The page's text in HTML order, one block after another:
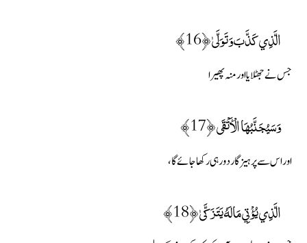
الَّذِي كَذَّبَ وَتَوَلَّىٰ ﴿16﴾
جس نے جھٹلایا اور منہ پھیرا
وَسَيُجَنَّبُهَا الْأَتْقَى ﴿17﴾
اور اس سے پرہیزگار دور ہی رکھا جائے گا ،
الَّذِي يُؤْتِي مَالَهُ يَتَزَكَّىٰ ﴿18﴾